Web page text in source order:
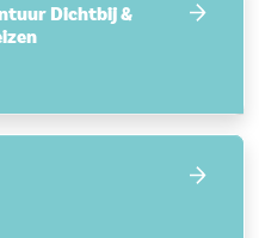
Dichtbij &